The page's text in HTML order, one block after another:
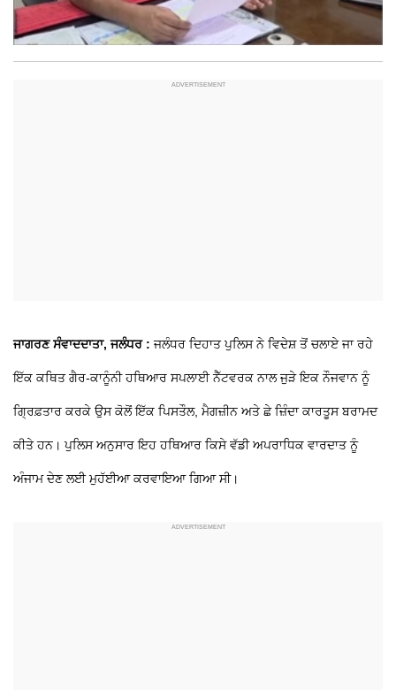
ਜਾਗਰਣ ਸੰਵਾਦਦਾਤਾ, ਜਲੰਧਰ :ਜਲੰਧਰ ਦਿਹਾਤ ਪੁਲਿਸ ਨੇ ਵਿਦੇਸ਼ ਤੋਂ ਚਲਾਏ ਜਾ ਰਹੇ
ਇੱਕ ਕਥਿਤ ਗੈਰ-ਕਾਨੂੰਨੀ ਹਥਿਆਰ ਸਪਲਾਈ ਨੈੱਟਵਰਕ ਨਾਲ ਜੁੜੇ ਇਕ ਨੌਜਵਾਨ ਨੂੰ
ਗ੍ਰਿਫ਼ਤਾਰ ਕਰਕੇ ਉਸ ਕੋਲੋਂ ਇੱਕ ਪਿਸਤੌਲ, ਮੈਗਜ਼ੀਨ ਅਤੇ ਛੇ ਜ਼ਿੰਦਾ ਕਾਰਤੂਸ ਬਰਾਮਦ
ਕੀਤੇ ਹਨ। ਪੁਲਿਸ ਅਨੁਸਾਰ ਇਹ ਹਥਿਆਰ ਕਿਸੇ ਵੱਡੀ ਅਪਰਾਧਿਕ ਵਾਰਦਾਤ ਨੂੰ
ਅੰਜਾਮ ਦੇਣ ਲਈ ਮੁਹੱਈਆ ਕਰਵਾਇਆ ਗਿਆ ਸੀ।